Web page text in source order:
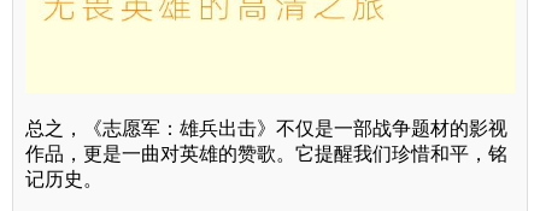
总之，《志愿军：雄兵出击》不仅是一部战争题材的影视
作品，更是一曲对英雄的赞歌。它提醒我们珍惜和平，铭
记历史。